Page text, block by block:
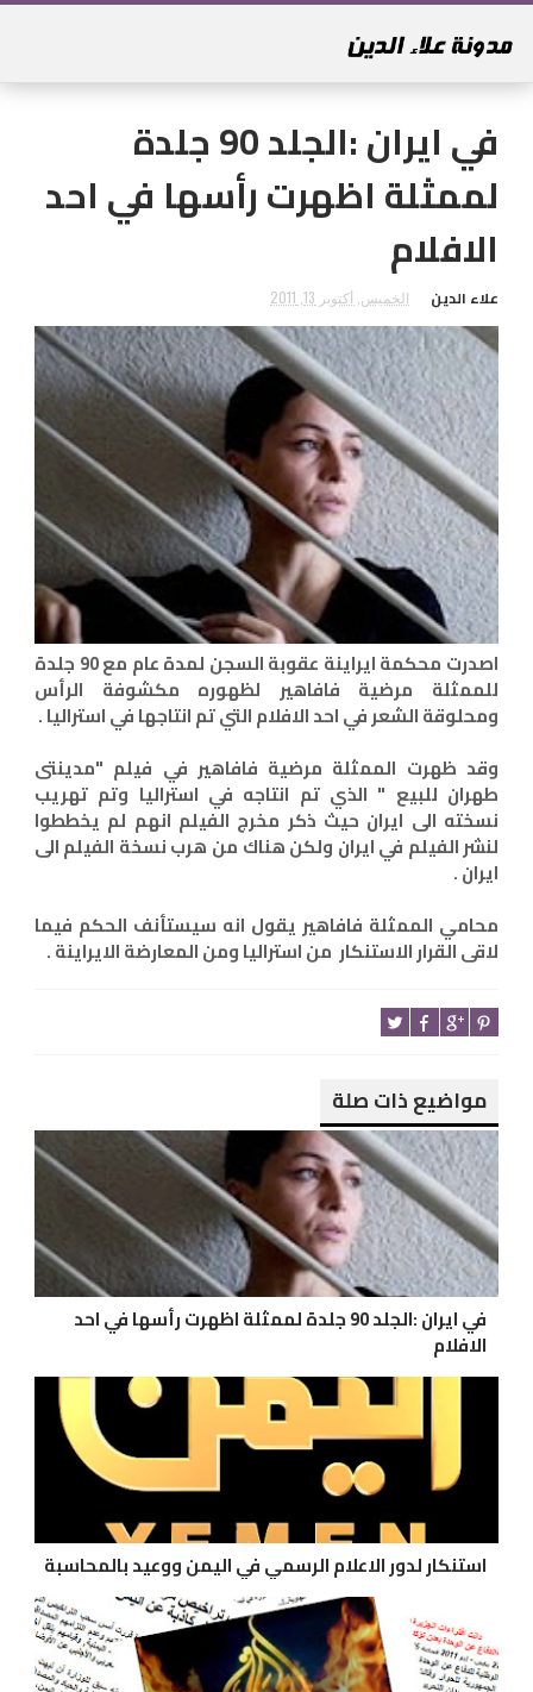
في ايران :الجلد 90 جلدة
لممثلة اظهرت رأسها في احد
الافلام
علاء الدين الخميس, أكتوبر 13, 2011
اصدرت محكمة ايراينة عقوبة السجن لمدة عام مع 90 جلدة
للممثلة مرضية فافاهير لظهوره مكشوفة الرأس
ومحلوقة الشعر في احد الافلام التي تم انتاجها في استراليا .
وقد ظهرت الممثلة مرضية فافاهير في فيلم "مدينتى
طهران للبيع " الذي تم انتاجه في استراليا وتم تهريب
نسخته الى ايران حيث ذكر مخرج الفيلم انهم لم يخططوا
لنشر الفيلم في ايران ولكن هناك من هرب نسخة الفيلم الى
ايران .
محامي الممثلة فافاهير يقول انه سيستأنف الحكم فيما
لاقى القرار الاستنكار من استراليا ومن المعارضة الايراينة .
مواضيع ذات صلة
في ايران :الجلد 90 جلدة لممثلة اظهرت رأسها في احد
الافلام
استنكار لدور الاعلام الرسمي في اليمن ووعيد بالمحاسبة